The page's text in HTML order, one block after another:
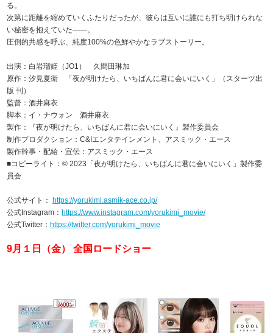
る。
次第に距離を縮めていくふたりだったが、彼らは互いに誰にも打ち明けられな
い秘密を抱えていた――。
圧倒的共感を呼ぶ、純度100%の色鮮やかなラブストーリー。
出演：白岩瑠姫（JO1） 久間田琳加
原作：汐見夏衛 「夜が明けたら、いちばんに君に会いにいく」（スターツ出
版 刊）
監督：酒井麻衣
脚本：イ・ナウォン 酒井麻衣
製作：『夜が明けたら、いちばんに君に会いにいく』製作委員会
制作プロダクション：C&Iエンタテインメント、アスミック・エース
製作幹事・配給・宣伝：アスミック・エース
■コピーライト：© 2023「夜が明けたら、いちばんに君に会いにいく」製作委
員会
公式サイト：https://yorukimi.asmik-ace.co.jp/
公式Instagram：https://www.instagram.com/yorukimi_movie/
公式Twitter：https://twitter.com/yorukimi_movie
9月１日（金） 全国ロードショー